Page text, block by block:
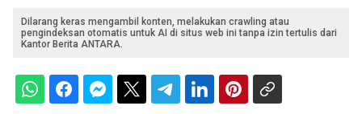
Dilarang keras mengambil konten, melakukan crawling atau
pengindeksan otomatis untuk AI di situs web ini tanpa izin tertulis dari
Kantor Berita ANTARA.